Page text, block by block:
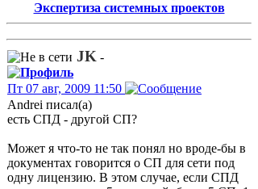
Экспертиза системных проектов
JK -
Пт 07 авг, 2009 11:50
Andrei писал(а)
есть СПД - другой СП?
Может я что-то не так понял но вроде-бы в
документах говорится о СП для сети под
одну лицензию. В этом случае, если СПД